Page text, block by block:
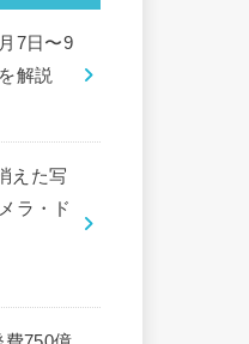
7日〜9
解説
えた写
ラ・ド